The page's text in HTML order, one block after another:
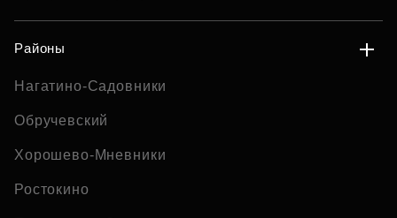
Районы
Нагатино-Садовники
Обручевский
Хорошево-Мневники
Ростокино